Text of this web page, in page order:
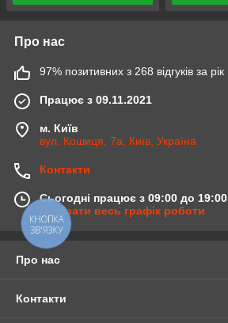
Про нас
97% позитивних з 268 відгуків за рік
Працює з 09.11.2021
м. Київ
вул. Кошиця, 7а, Київ, Україна
Контакти
Сьогодні працює з 09:00 до 19:00
Показати весь графік роботи
Про нас
Контакти
КНОПКА
ЗВ'ЯЗКУ